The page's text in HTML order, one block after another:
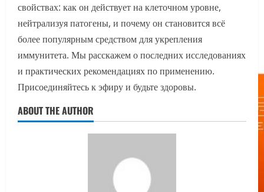
свойствах: как он действует на клеточном уровне,
нейтрализуя патогены, и почему он становится всё
более популярным средством для укрепления
иммунитета. Мы расскажем о последних исследованиях
и практических рекомендациях по применению.
Присоединяйтесь к эфиру и будьте здоровы.
ABOUT THE AUTHOR